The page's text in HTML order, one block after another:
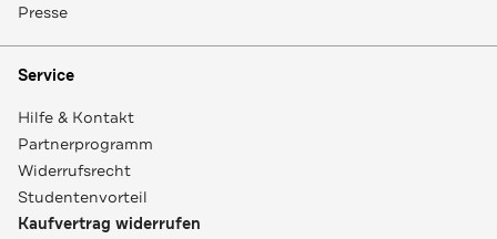
Presse
Service
Hilfe & Kontakt
Partnerprogramm
Widerrufsrecht
Studentenvorteil
Kaufvertrag widerrufen